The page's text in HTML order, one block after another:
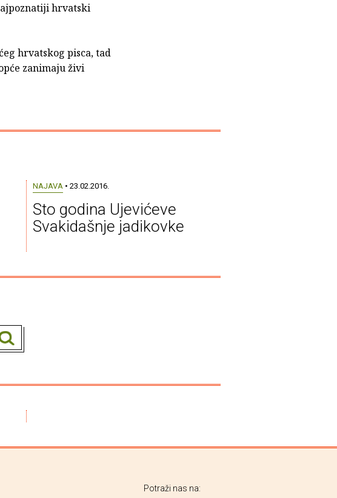
hrvatski
hrvatskog pisca, tad
zanimaju živi
NAJAVA • 23.02.2016.
Sto godina Ujevićeve
Svakidašnje jadikovke
Potraži nas na: